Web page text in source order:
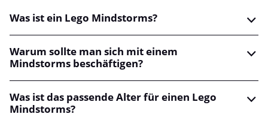
Was ist ein Lego Mindstorms?
Warum sollte man sich mit einem
Mindstorms beschäftigen?
Was ist das passende Alter für einen Lego
Mindstorms?